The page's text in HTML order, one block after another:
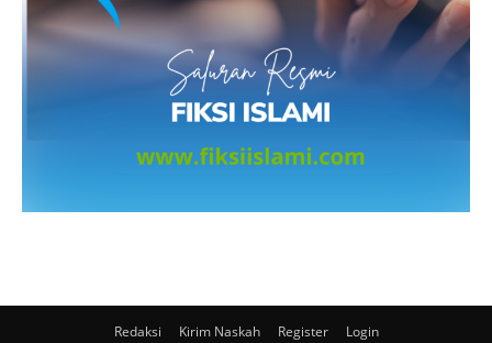
Redaksi Kirim Naskah Register Login